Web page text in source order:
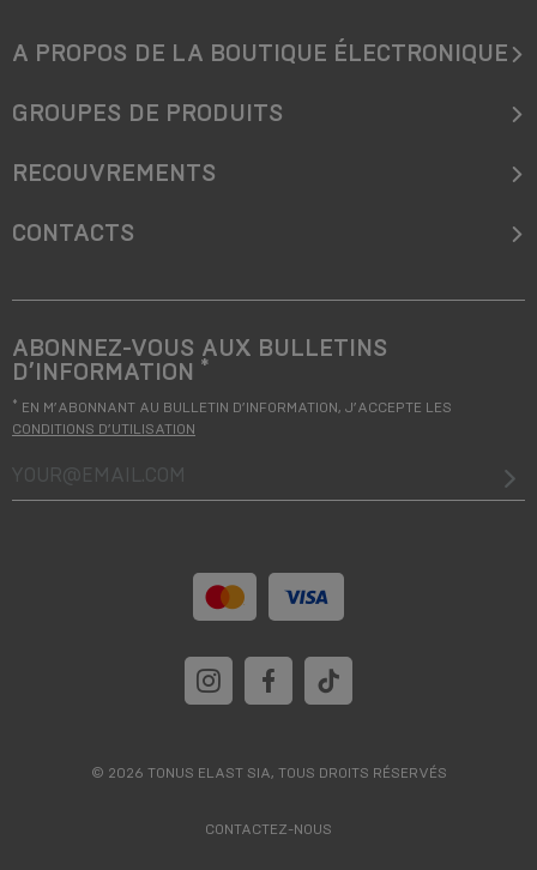
A PROPOS DE LA BOUTIQUE ÉLECTRONIQUE
GROUPES DE PRODUITS
RECOUVREMENTS
CONTACTS
ABONNEZ-VOUS AUX BULLETINS
D’INFORMATION *
* EN M’ABONNANT AU BULLETIN D’INFORMATION, J’ACCEPTE LES
CONDITIONS D’UTILISATION
your@email.com
© 2026 TONUS ELAST SIA, TOUS DROITS RÉSERVÉS
CONTACTEZ-NOUS